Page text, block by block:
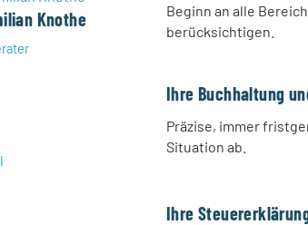
Knothe
Beginn an alle
berücksichtigen.
Ihre Buchhaltung
Präzise, immer
Situation ab.
Ihre